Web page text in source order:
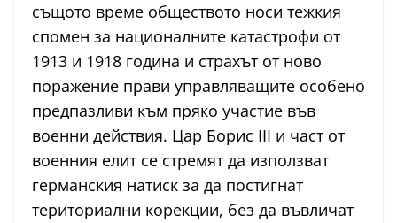
същото време обществото носи тежкия
спомен за националните катастрофи от
1913 и 1918 година и страхът от ново
поражение прави управляващите особено
предпазливи към пряко участие във
военни действия. Цар Борис III и част от
военния елит се стремят да използват
германския натиск за да постигнат
териториални корекции, без да въвличат